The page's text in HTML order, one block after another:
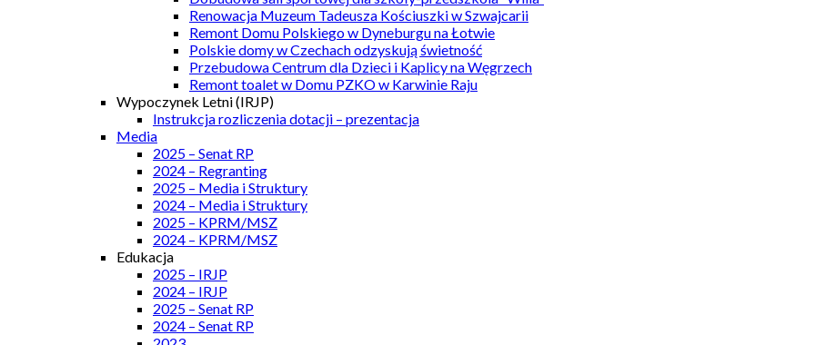
Renowacja Muzeum Tadeusza Kościuszki w Szwajcarii
Remont Domu Polskiego w Dyneburgu na Łotwie
Polskie domy w Czechach odzyskują świetność
Przebudowa Centrum dla Dzieci i Kaplicy na Węgrzech
Remont toalet w Domu PZKO w Karwinie Raju
Wypoczynek Letni (IRJP)
Instrukcja rozliczenia dotacji – prezentacja
Media
2025 – Senat RP
2024 – Regranting
2025 – Media i Struktury
2024 – Media i Struktury
2025 – KPRM/MSZ
2024 – KPRM/MSZ
Edukacja
2025 – IRJP
2024 – IRJP
2025 – Senat RP
2024 – Senat RP